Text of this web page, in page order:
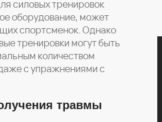
силовых тренировок
оборудование, может
спортсменок. Однако
тренировки могут быть
количеством
с упражнениями с
травмы